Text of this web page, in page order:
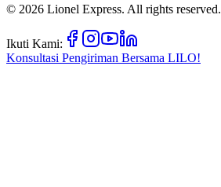
© 2026 Lionel Express. All rights reserved.
Ikuti Kami:
Konsultasi Pengiriman Bersama LILO!